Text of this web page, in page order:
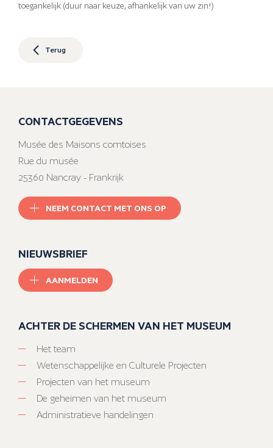
toegankelijk (duur naar keuze, afhankelijk van uw zin!)
Terug
CONTACTGEGEVENS
Musée des Maisons comtoises
Rue du musée
25360 Nancray - Frankrijk
NEEM CONTACT MET ONS OP
NIEUWSBRIEF
AANMELDEN
ACHTER DE SCHERMEN VAN HET MUSEUM
Het team
Wetenschappelijke en Culturele Projecten
Projecten van het museum
De geheimen van het museum
Administratieve handelingen